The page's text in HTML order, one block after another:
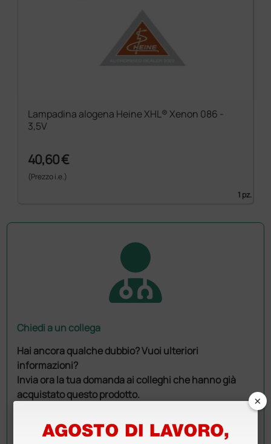
prestazione perfetta del vostro strumento HEINE.
Lampadina alogena Heine XHL® Xenon 086 -
3,5V
40,60 €
(Prezzo i.e.)
1 pz.
Chiedi a un collega
Hai ancora qualche dubbio? Vuoi ulteriori
informazioni?
Invia ora la tua domanda ai colleghi che hanno già
acquistato questo prodotto.
×